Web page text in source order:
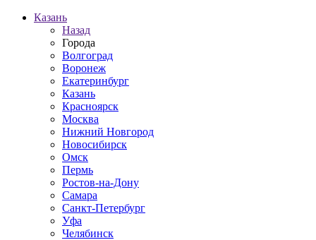
Казань
Назад
Города
Волгоград
Воронеж
Екатеринбург
Казань
Красноярск
Москва
Нижний Новгород
Новосибирск
Омск
Пермь
Ростов-на-Дону
Самара
Санкт-Петербург
Уфа
Челябинск